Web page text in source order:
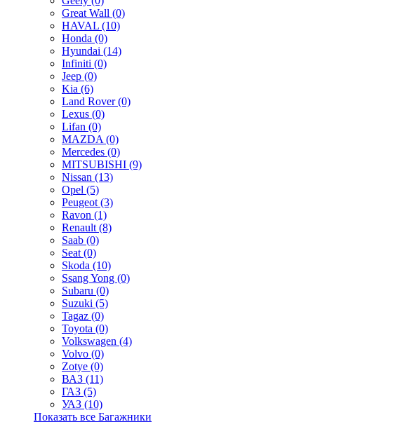
Great Wall (0)
HAVAL (10)
Honda (0)
Hyundai (14)
Infiniti (0)
Jeep (0)
Kia (6)
Land Rover (0)
Lexus (0)
Lifan (0)
MAZDA (0)
Mercedes (0)
MITSUBISHI (9)
Nissan (13)
Opel (5)
Peugeot (3)
Ravon (1)
Renault (8)
Saab (0)
Seat (0)
Skoda (10)
Ssang Yong (0)
Subaru (0)
Suzuki (5)
Tagaz (0)
Toyota (0)
Volkswagen (4)
Volvo (0)
Zotye (0)
ВАЗ (11)
ГАЗ (5)
УАЗ (10)
Показать все Багажники